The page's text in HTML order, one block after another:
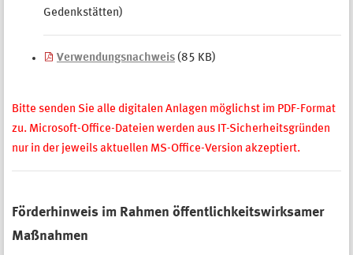
Gedenkstätten)
Verwendungsnachweis (85 KB)
Bitte senden Sie alle digitalen Anlagen möglichst im PDF-Format
zu. Microsoft-Office-Dateien werden aus IT-Sicherheitsgründen
nur in der jeweils aktuellen MS-Office-Version akzeptiert.
Förderhinweis im Rahmen öffentlichkeitswirksamer
Maßnahmen